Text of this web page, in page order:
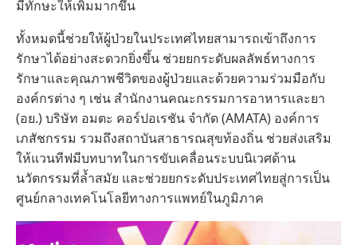
มีทักษะให้เพิ่มมากขึ้น
ทั้งหมดนี้ช่วยให้ผู้ป่วยในประเทศไทยสามารถเข้าถึงการ
รักษาได้อย่างสะดวกยิ่งขึ้น ช่วยยกระดับผลลัพธ์ทางการ
รักษาและคุณภาพชีวิตของผู้ป่วยและด้วยความร่วมมือกับ
องค์กรต่าง ๆ เช่น สํานักงานคณะกรรมการอาหารและยา
(อย.) บริษัท อมตะ คอร์ปอเรชัน จำกัด (AMATA) องค์การ
เภสัชกรรม รวมถึงสถาบันสาธารณสุขท้องถิ่น ช่วยส่งเสริม
ให้แวนทีฟมีบทบาทในการขับเคลื่อนระบบนิเวศด้าน
นวัตกรรมที่ล้ำสมัย และช่วยยกระดับประเทศไทยสู่การเป็น
ศูนย์กลางเทคโนโลยีทางการแพทย์ในภูมิภาค